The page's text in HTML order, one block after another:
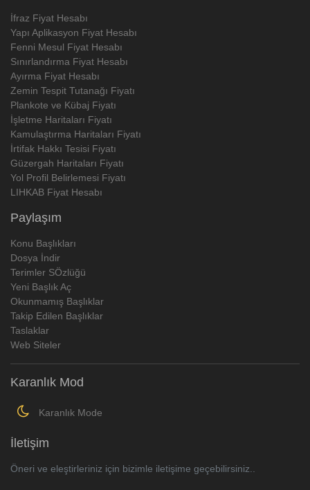
İfraz Fiyat Hesabı
Yapı Aplikasyon Fiyat Hesabı
Fenni Mesul Fiyat Hesabı
Sınırlandırma Fiyat Hesabı
Ayırma Fiyat Hesabı
Zemin Tespit Tutanağı Fiyatı
Plankote ve Kübaj Fiyatı
İşletme Haritaları Fiyatı
Kamulaştırma Haritaları Fiyatı
İrtifak Hakkı Tesisi Fiyatı
Güzergah Haritaları Fiyatı
Yol Profil Belirlemesi Fiyatı
LIHKAB Fiyat Hesabı
Paylaşım
Konu Başlıkları
Dosya İndir
Terimler SÖzlüğü
Yeni Başlık Aç
Okunmamış Başlıklar
Takip Edilen Başlıklar
Taslaklar
Web Siteler
Karanlık Mod
Karanlık Mode
İletişim
Öneri ve eleştirleriniz için bizimle iletişime geçebilirsiniz..